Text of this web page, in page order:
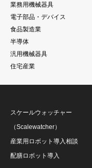
業務用機械器具
電子部品・デバイス
食品製造業
半導体
汎用機械器具
住宅産業
スケールウォッチャー
（Scalewatcher）
産業用ロボット導入相談
配膳ロボット導入